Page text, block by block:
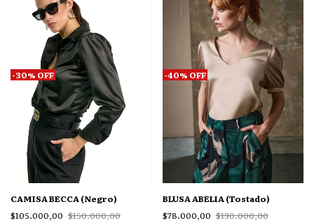
-30% OFF
CAMISA BECCA (Negro)
$105.000,00 $150.000,00
-40% OFF
BLUSA ABELIA (Tostado)
$78.000,00 $130.000,00